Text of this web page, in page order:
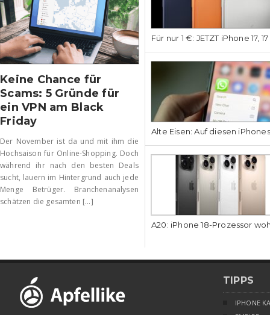
Keine Chance für
Scams: 5 Gründe für
ein VPN am Black
Friday
Der November ist da und mit ihm die
Hochsaison für Online-Shopping. Doch
während ihr nach den besten Deals
sucht, lauern im Hintergrund auch jede
Menge Betrüger. Branchenanalysen
schätzen die gesamten [...]
Für nur 1 €: JETZT iPhone 17,
Alte Eisen: Auf diesen
A20: iPhone 18-Prozessor
TIPPS
IPHONE